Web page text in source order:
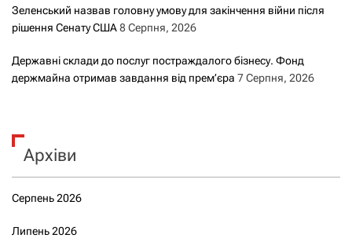
Зеленський назвав головну умову для закінчення війни після
рішення Сенату США8 Серпня, 2026
Державні склади до послуг постраждалого бізнесу. Фонд
держмайна отримав завдання від прем’єра 7 Серпня, 2026
Архіви
Серпень 2026
Липень 2026